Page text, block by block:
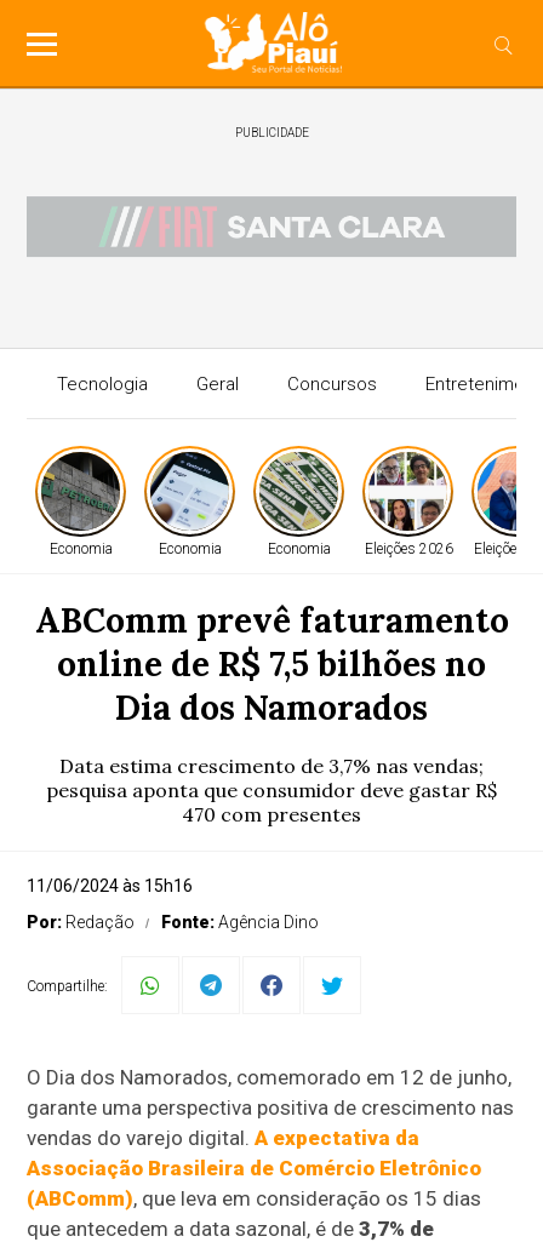
PUBLICIDADE
Tecnologia Geral Concursos
Economia Economia Economia Eleições 2026 Eleições
ABComm prevê faturamento
online de R$ 7,5 bilhões no
Dia dos Namorados
Data estima crescimento de 3,7% nas vendas;
pesquisa aponta que consumidor deve gastar R$
470 com presentes
11/06/2024 às 15h16
Por: Redação Fonte:Agência Dino
Compartilhe:
O Dia dos Namorados, comemorado em 12 de junho,
garante uma perspectiva positiva de crescimento nas
vendas do varejo digital.A expectativa da
Associação Brasileira de Comércio Eletrônico
(ABComm), que leva em consideração os 15 dias
que antecedem a data sazonal, é de3,7% de